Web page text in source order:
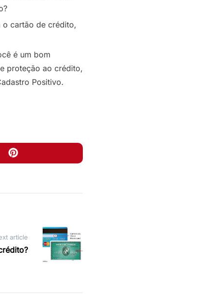
o cartão de crédito,
é um bom
proteção ao crédito,
Positivo.
article